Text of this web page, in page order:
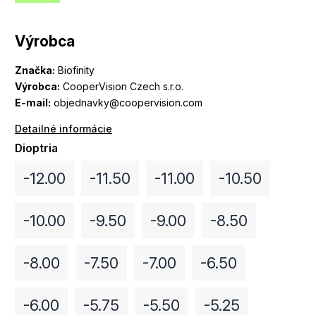
Výrobca
Značka: Biofinity
Výrobca: CooperVision Czech s.r.o.
E-mail: objednavky@coopervision.com
Detailné informácie
Dioptria
-12.00 -11.50 -11.00 -10.50
-10.00 -9.50 -9.00 -8.50
-8.00 -7.50 -7.00 -6.50
-6.00 -5.75 -5.50 -5.25